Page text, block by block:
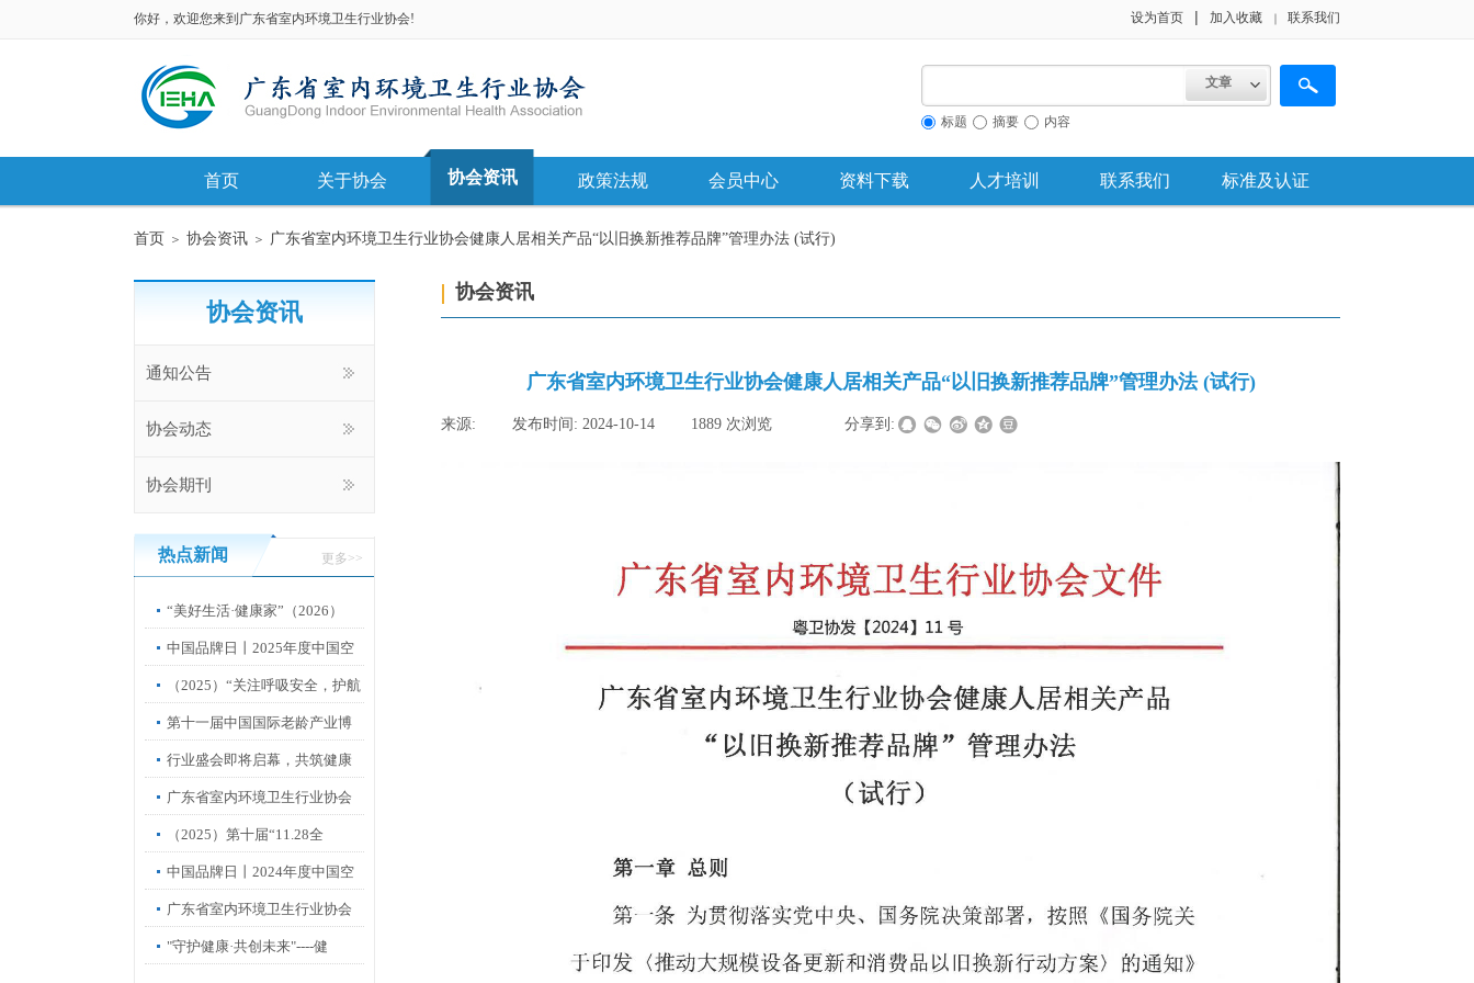
你好，欢迎您来到广东省室内环境卫生行业协会! 设为首页 | 加入收藏 ｜ 联系我们
文章
标题 摘要 内容
首页 关于协会 协会资讯 政策法规 会员中心 资料下载 人才培训 联系我们 标准及认证
首页 ＞ 协会资讯 ＞ 广东省室内环境卫生行业协会健康人居相关产品“以旧换新推荐品牌”管理办法 (试行)
协会资讯
协会资讯
通知公告
协会动态
协会期刊
广东省室内环境卫生行业协会健康人居相关产品“以旧换新推荐品牌”管理办法 (试行)
来源: 发布时间: 2024-10-14 1889 次浏览 分享到:
热点新闻 更多>>
“美好生活·健康家”（2026）
中国品牌日丨2025年度中国空
净（2025）“关注呼吸安全，护航
第十一届中国国际老龄产业博
览会”
行业盛会即将启幕，共筑健康
中国新
广东省室内环境卫生行业协会
第67
（2025）第十届“11.28全
中国品牌日丨2024年度中国空
净
广东省室内环境卫生行业协会
第四届
"守护健康·共创未来"----健